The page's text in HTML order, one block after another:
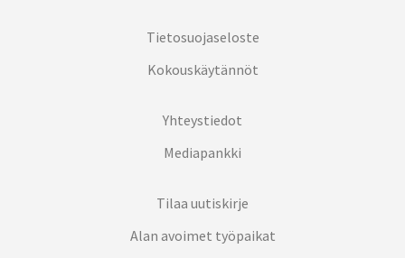
Tietosuojaseloste
Kokouskäytännöt
Yhteystiedot
Mediapankki
Tilaa uutiskirje
Alan avoimet työpaikat